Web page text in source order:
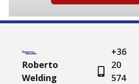
Roberto
Welding
+36
20
574